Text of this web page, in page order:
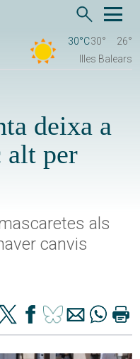
30°C30°
26°
Illes Balears
deixa a
alt per
als
canvis